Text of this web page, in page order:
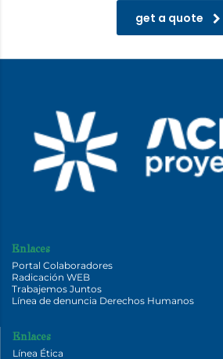
get a quote
Enlaces
Portal Colaboradores
Radicación WEB
Trabajemos Juntos
Línea de denuncia Derechos Humanos
Enlaces
Línea Ética